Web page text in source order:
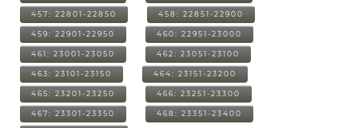
457: 22801-22850 458: 22851-22900
459: 22901-22950 460: 22951-23000
461: 23001-23050 462: 23051-23100
463: 23101-23150 464: 23151-23200
465: 23201-23250 466: 23251-23300
467: 23301-23350 468: 23351-23400